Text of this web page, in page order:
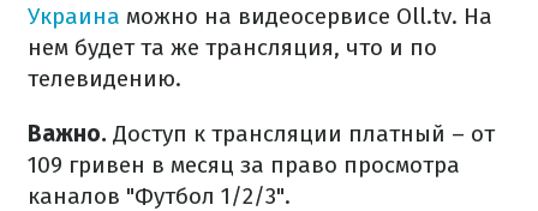
Украина можно на видеосервисе Oll.tv. На
нем будет та же трансляция, что и по
телевидению.
Важно. Доступ к трансляции платный – от
109 гривен в месяц за право просмотра
каналов "Футбол 1/2/3".